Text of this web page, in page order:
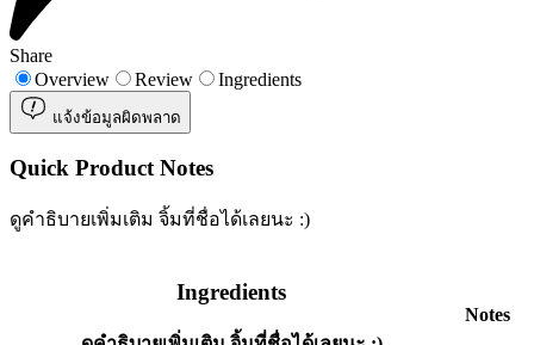
Share
Overview
Review Ingredients
แจ้งข้อมูลผิดพลาด
Quick Product Notes
ดูคำธิบายเพิ่มเติม จิ้มที่ชื่อได้เลยนะ :)
Ingredients
Notes